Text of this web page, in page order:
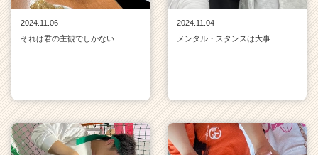
2024.11.06
それは君の主観でしかない
2024.11.04
メンタル・スタンスは大事